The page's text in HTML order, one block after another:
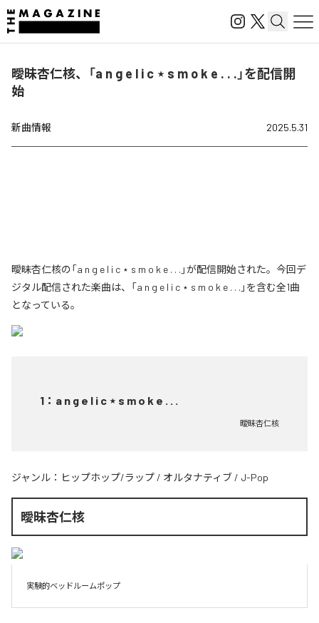
曖昧杏仁核、「a n g e l i c ⋆ s m o k e . . .」を配信開
始
新曲情報 2025.5.31
曖昧杏仁核の「a n g e l i c ⋆ s m o k e . . .」が配信開始された。今回デ
ジタル配信された楽曲は、「a n g e l i c ⋆ s m o k e . . .」を含む全1曲
となっている。
1 ： a n g e l i c ⋆ s m o k e . . .
曖昧杏仁核
ジャンル： ヒップホップ/ラップ / オルタナティブ / J-Pop
曖昧杏仁核
実験的ベッドルームポップ